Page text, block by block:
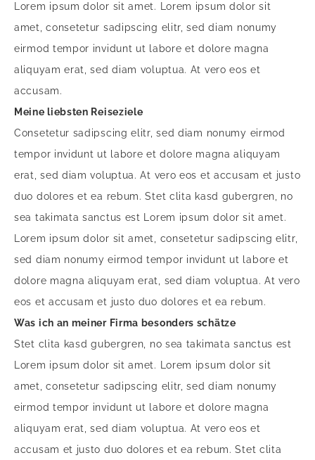
Lorem ipsum dolor sit amet. Lorem ipsum dolor sit
amet, consetetur sadipscing elitr, sed diam nonumy
eirmod tempor invidunt ut labore et dolore magna
aliquyam erat, sed diam voluptua. At vero eos et
accusam.
Meine liebsten Reiseziele
Consetetur sadipscing elitr, sed diam nonumy eirmod
tempor invidunt ut labore et dolore magna aliquyam
erat, sed diam voluptua. At vero eos et accusam et justo
duo dolores et ea rebum. Stet clita kasd gubergren, no
sea takimata sanctus est Lorem ipsum dolor sit amet.
Lorem ipsum dolor sit amet, consetetur sadipscing elitr,
sed diam nonumy eirmod tempor invidunt ut labore et
dolore magna aliquyam erat, sed diam voluptua. At vero
eos et accusam et justo duo dolores et ea rebum.
Was ich an meiner Firma besonders schätze
Stet clita kasd gubergren, no sea takimata sanctus est
Lorem ipsum dolor sit amet. Lorem ipsum dolor sit
amet, consetetur sadipscing elitr, sed diam nonumy
eirmod tempor invidunt ut labore et dolore magna
aliquyam erat, sed diam voluptua. At vero eos et
accusam et justo duo dolores et ea rebum. Stet clita